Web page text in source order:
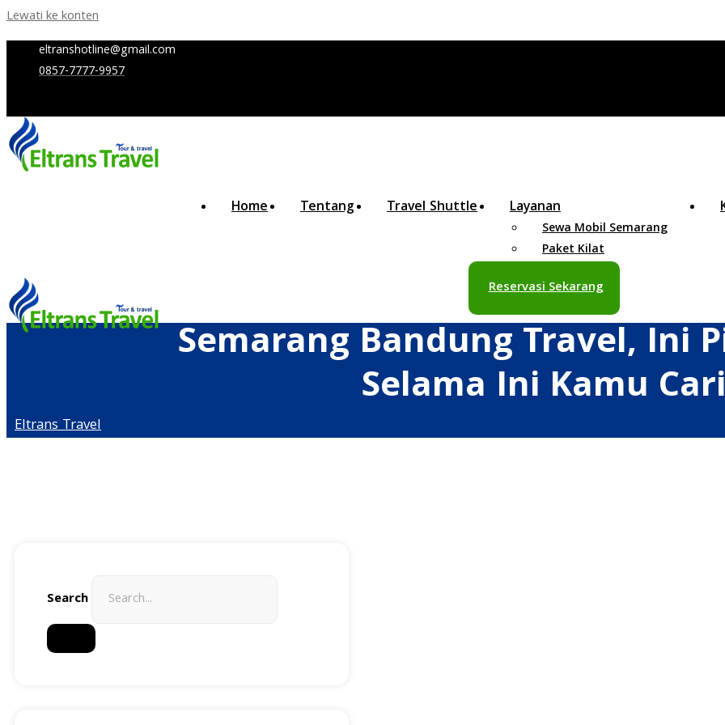
Lewati ke konten
eltranshotline@gmail.com
0857-7777-9957
Home Tentang Travel Shuttle Layanan
Sewa Mobil Semarang
Paket Kilat
Reservasi Sekarang
Semarang Bandung Travel, Ini
Selama Ini Kamu Cari
Eltrans Travel
Search